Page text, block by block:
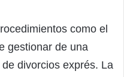
como el
gestionar de una
divorcios exprés. La